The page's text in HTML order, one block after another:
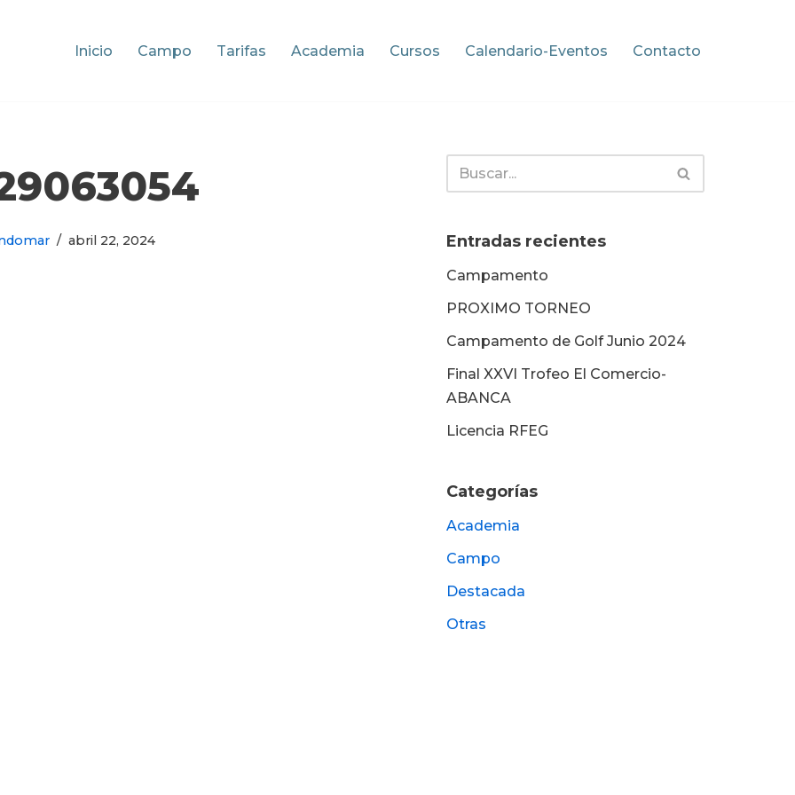
Inicio Campo Tarifas Academia Cursos Calendario-Eventos Contacto
abril 22, 2024 Entradas recientes
Campamento
PROXIMO TORNEO
Campamento de Golf Junio 2024
Final XXVI Trofeo El Comercio-
ABANCA
Licencia RFEG
Categorías
Academia
Campo
Destacada
Otras